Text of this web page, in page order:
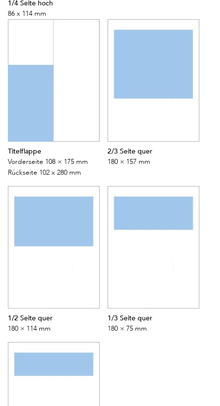
1/4 Seite hoch
86 x 114 mm
Titelflappe
Vorderseite 108 × 175 mm
Rückseite 102 x 280 mm
2/3 Seite quer
180 × 157 mm
1/2 Seite quer
180 × 114 mm
1/3 Seite quer
180 × 75 mm